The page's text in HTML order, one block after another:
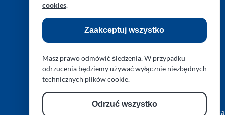
RODO (GDPR) Cookies
Obserwuj nas na Facebook
Obserwuj nas na Instagram
Zresetuj preferencje prywatności
Copyright © 2026 L.A.R. PARAPLAN Agnieszka Sulewska
cookies.
Zaakceptuj wszystko
Masz prawo odmówić śledzenia. W przypadku
odrzucenia będziemy używać wyłącznie niezbędnych
technicznych plików cookie.
Odrzuć wszystko